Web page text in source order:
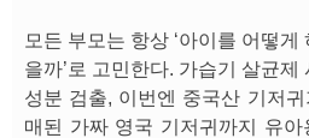
모든 부모는 항상 ‘아이를 어떻
을까’로 고민한다. 가습기 살균제
성분 검출, 이번엔 중국산 기저
매된 가짜 영국 기저귀까지 유아